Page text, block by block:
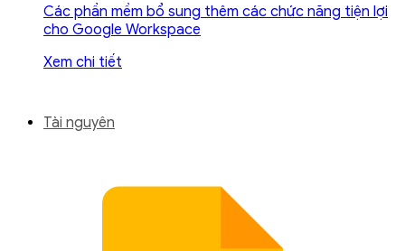
Các phần mềm bổ sung thêm các chức năng tiện lợi
cho Google Workspace
Xem chi tiết
Tài nguyên